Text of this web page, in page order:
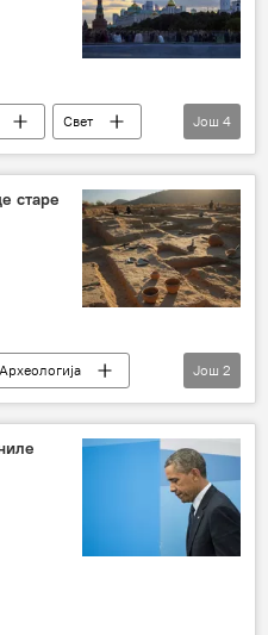
Свет
Још 4
старе
Археологија
Још 2